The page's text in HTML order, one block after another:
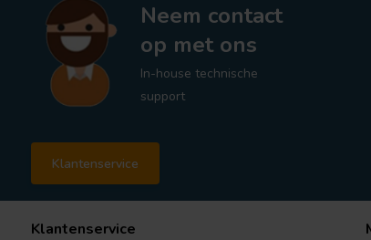
Neem contact
op met ons
In-house technische
support
Klantenservice
Klantenservice